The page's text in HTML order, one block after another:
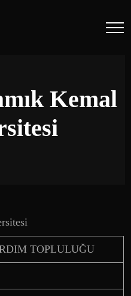
Kemal
TOPLULUĞU